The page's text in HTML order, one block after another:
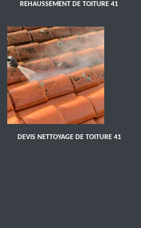
REHAUSSEMENT DE TOITURE 41
DEVIS NETTOYAGE DE TOITURE 41